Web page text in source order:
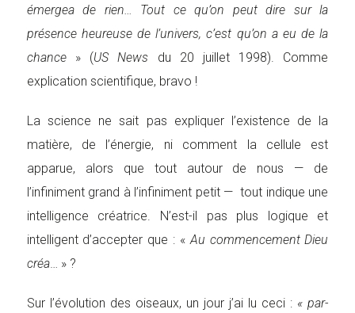
émergea de rien… Tout ce qu’on peut dire sur la
présence heureuse de l’univers, c’est qu’on a eu de la
chance » (US News du 20 juillet 1998). Comme
explication scientifique, bravo !
La science ne sait pas expliquer l’existence de la
matière, de l’énergie, ni comment la cellule est
apparue, alors que tout autour de nous — de
l’infiniment grand à l’infiniment petit — tout indique une
intelligence créatrice. N’est-il pas plus logique et
intelligent d’accepter que : «Au commencement Dieu
créa… » ?
Sur l’évolution des oiseaux, un jour j’ai lu ceci : « par-